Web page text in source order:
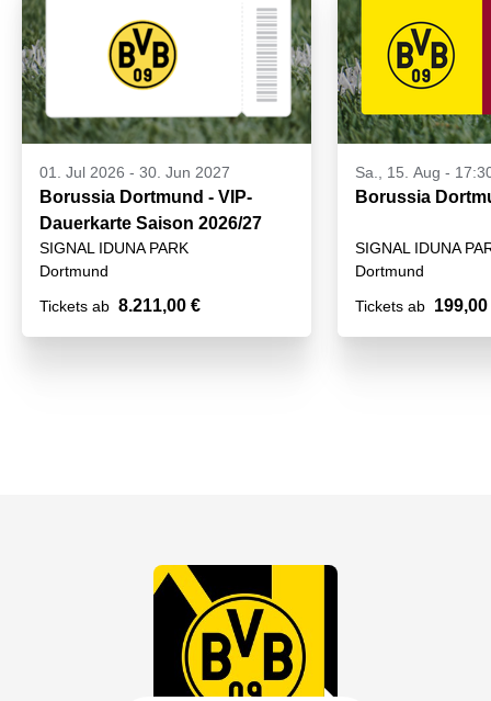
01. Jul 2026 - 30. Jun 2027
Borussia Dortmund - VIP-
Dauerkarte Saison 2026/27
SIGNAL IDUNA PARK
Dortmund
Tickets ab 8.211,00 €
Sa., 15. Aug -
Borussia
SIGNAL IDUNA
Dortmund
Tickets ab 199,00